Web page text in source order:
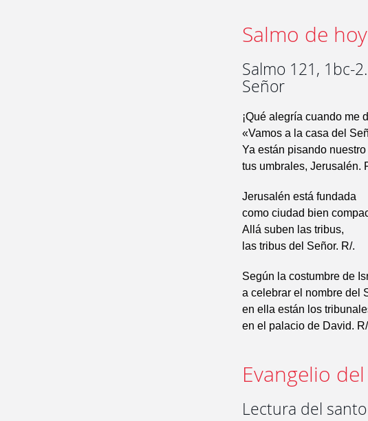
Salmo de hoy
Salmo 121, 1bc-
Señor
¡Qué alegría cuando me
«Vamos a la casa del
Ya están pisando
tus umbrales, Jerusalén.
Jerusalén está fundada
como ciudad bien
Allá suben las tribus,
las tribus del Señor. R/.
Según la costumbre de
a celebrar el nombre del
en ella están los
en el palacio de David.
Evangelio
Lectura del